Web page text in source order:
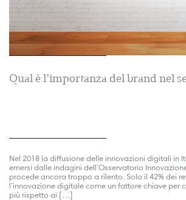
Qual è l’importanza del brand nel
Nel 2018 la diffusione delle innovazioni digitali in
emersi dalle indagini dell’Osservatorio
procede ancora troppo a rilento. Solo il 42% dei
l’innovazione digitale come un fattore chiave per
più rispetto ai […]